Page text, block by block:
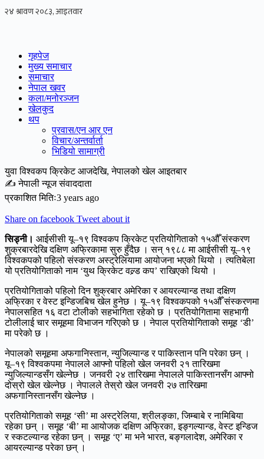
Skip
गृहपेज
मुख्य समाचार
समाचार
नेपाल खवर
कला/मनोरञ्जन
खेलकुद
थप
प्रवास/एन आर एन
विचार/अन्तर्वार्ता
भिडियो सामाग्री
युवा विश्वकप क्रिकेट आजदेखि, नेपालको खेल आइतबार
✍ नेपाली न्यूज संवाददाता
प्रकाशित मितिः3 years ago
Share on facebook Tweet about it
सिड्नी। आईसीसी यू–१९ विश्वकप क्रिकेट प्रतियोगिताको १५औँ संस्करण
शुक्रबारदेखि दक्षिण अफ्रिकामा सुरु हुँदैछ । सन् १९८८ मा आईसीसी यू–१९
विश्वकपको पहिलो संस्करण अस्ट्रेलियामा आयोजना भएको थियो । त्यतिबेला
यो प्रतियोगिताको नाम ‘युथ क्रिकेट वल्र्ड कप’ राखिएको थियो ।
प्रतियोगिताको पहिलो दिन शुक्रबार अमेरिका र आयरल्यान्ड तथा दक्षिण
अफ्रिका र वेस्ट इन्डिजबिच खेल हुनेछ । यू–१९ विश्वकपको १५औँ संस्करणमा
नेपालसहित १६ वटा टोलीको सहभागिता रहेको छ । प्रतियोगितामा सहभागी
टोलीलाई चार समूहमा विभाजन गरिएको छ । नेपाल प्रतियोगिताको समूह ‘डी’
मा परेको छ ।
नेपालको समूहमा अफगानिस्तान, न्युजिल्यान्ड र पाकिस्तान पनि परेका छन् ।
यू–१९ विश्वकपमा नेपालले आफ्नो पहिलो खेल जनवरी २१ तारिखमा
न्युजिल्यान्डसँग खेल्नेछ । जनवरी २४ तारिखमा नेपालले पाकिस्तानसँग आफ्नो
दोस्रो खेल खेल्नेछ । नेपालले तेस्रो खेल जनवरी २७ तारिखमा
अफगानिस्तानसँग खेल्नेछ ।
प्रतियोगिताको समूह ‘सी’ मा अस्ट्रेलिया, श्रीलङ्का, जिम्बाबे र नामिबिया
रहेका छन् । समूह ‘बी’ मा आयोजक दक्षिण अफ्रिका, इङ्गल्यान्ड, वेस्ट इन्डिज
र स्कटल्यान्ड रहेका छन् । समूह ‘ए’ मा भने भारत, बङ्गलादेश, अमेरिका र
आयरल्यान्ड परेका छन् ।